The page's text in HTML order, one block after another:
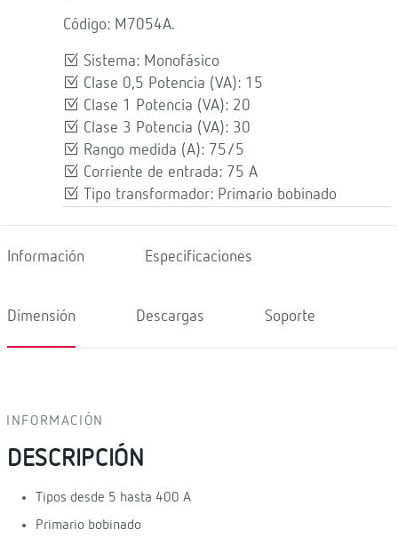
Código: M7054A.
Sistema: Monofásico
Clase 0,5 Potencia (VA): 15
Clase 1 Potencia (VA): 20
Clase 3 Potencia (VA): 30
Rango medida (A): 75/5
Corriente de entrada: 75 A
Tipo transformador: Primario bobinado
Información Especificaciones
Dimensión Descargas Soporte
INFORMACIÓN
DESCRIPCIÓN
Tipos desde 5 hasta 400 A
Primario bobinado